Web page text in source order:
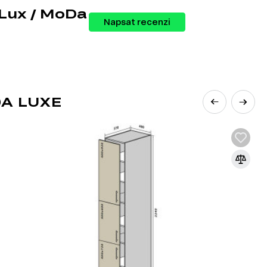
vytvořit si kuchyň přesně podle
/ MoDa
Napsat recenzi
LUXE